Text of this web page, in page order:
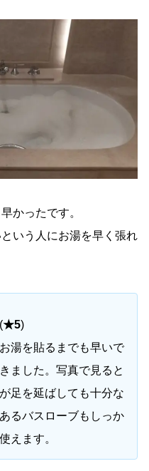
かったです。
いう人にお湯を早く張れ
★5)
湯を貼るまでも早いで
ました。写真で見ると
足を延ばしても十分な
るバスローブもしっか
えます。